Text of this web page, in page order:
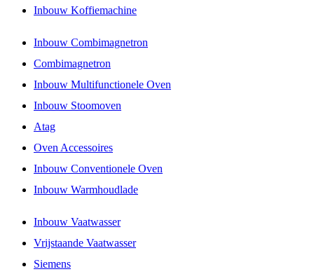
Inbouw Koffiemachine
Inbouw Combimagnetron
Combimagnetron
Inbouw Multifunctionele Oven
Inbouw Stoomoven
Atag
Oven Accessoires
Inbouw Conventionele Oven
Inbouw Warmhoudlade
Inbouw Vaatwasser
Vrijstaande Vaatwasser
Siemens